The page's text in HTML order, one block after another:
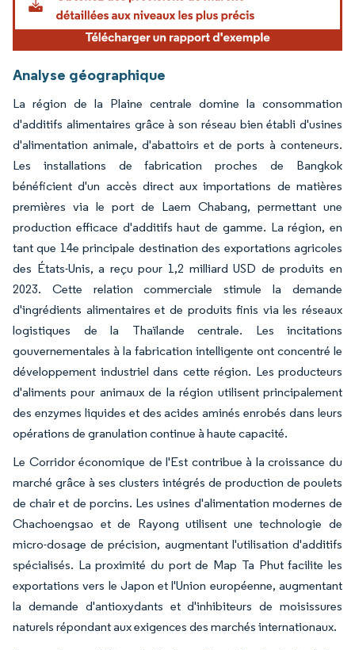
Analyse géographique
La région de la Plaine centrale domine la consommation
d'additifs alimentaires grâce à son réseau bien établi d'usines
d'alimentation animale, d'abattoirs et de ports à conteneurs.
Les installations de fabrication proches de Bangkok
bénéficient d'un accès direct aux importations de matières
premières via le port de Laem Chabang, permettant une
production efficace d'additifs haut de gamme. La région, en
tant que 14e principale destination des exportations agricoles
des États-Unis, a reçu pour 1,2 milliard USD de produits en
2023. Cette relation commerciale stimule la demande
d'ingrédients alimentaires et de produits finis via les réseaux
logistiques de la Thaïlande centrale. Les incitations
gouvernementales à la fabrication intelligente ont concentré le
développement industriel dans cette région. Les producteurs
d'aliments pour animaux de la région utilisent principalement
des enzymes liquides et des acides aminés enrobés dans leurs
opérations de granulation continue à haute capacité.
Le Corridor économique de l'Est contribue à la croissance du
marché grâce à ses clusters intégrés de production de poulets
de chair et de porcins. Les usines d'alimentation modernes de
Chachoengsao et de Rayong utilisent une technologie de
micro-dosage de précision, augmentant l'utilisation d'additifs
spécialisés. La proximité du port de Map Ta Phut facilite les
exportations vers le Japon et l'Union européenne, augmentant
la demande d'antioxydants et d'inhibiteurs de moisissures
naturels répondant aux exigences des marchés internationaux.